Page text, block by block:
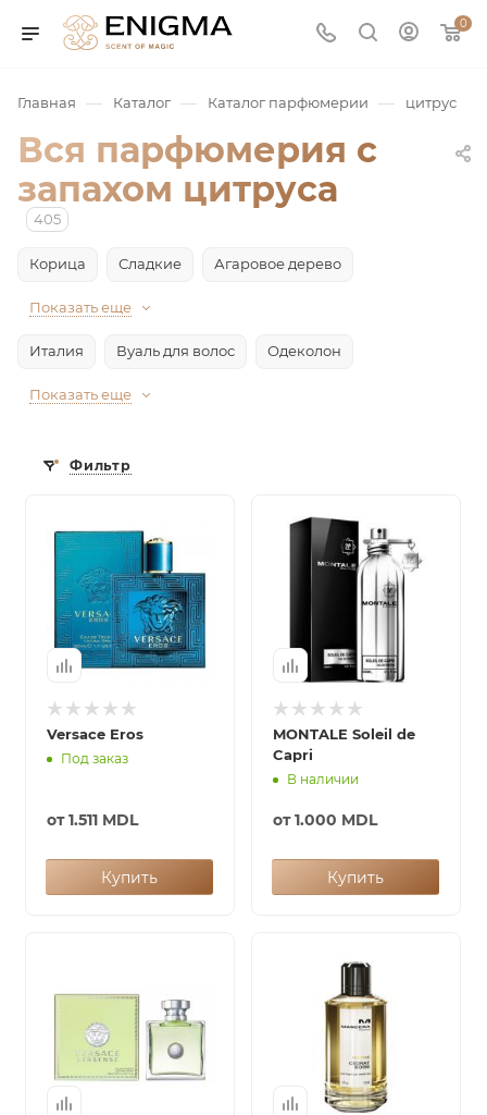
0
/ Нишевая
Арабская
Главная — Каталог — Каталог парфюмерии — цитрус
Вся парфюмерия с
запахом цитруса
405
Корица Сладкие Агаровое дерево
Показать еще
Италия Вуаль для волос Одеколон
Показать еще
Фильтр
Versace Eros
Под заказ
от1.511 MDL
Купить
MONTALE Soleil de
Capri
В наличии
от1.000 MDL
Купить